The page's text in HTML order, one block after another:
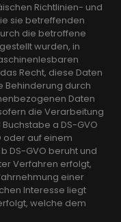
Richtlinien- und
sie betreffenden
die betroffene
wurden, in
Recht, diese Daten
Behinderung durch
Daten
die Verarbeitung
a DS-GVO
oder auf einem
DS-GVO beruht und
Verfahren erfolgt,
einer
Interesse liegt
welche dem